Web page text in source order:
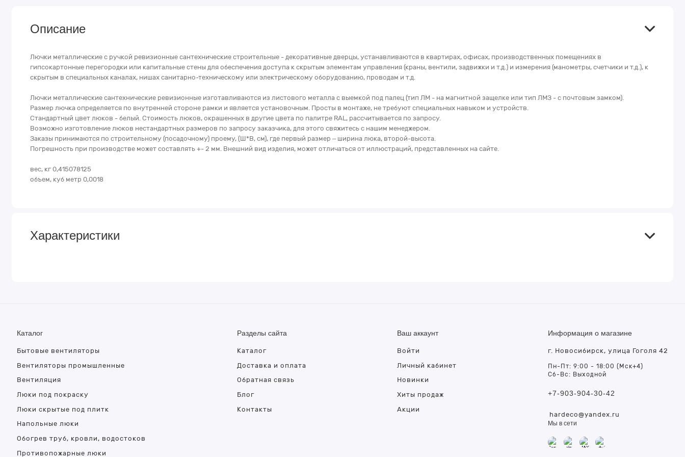
Описание
Лючки металлические с ручкой ревизионные сантехнические строительные - декоративные дверцы, устанавливаются в квартирах, офисах, производственных помещениях в
гипсокартонные перегородки или капитальные стены для обеспечения доступа к скрытым элементам управления (краны, вентили, задвижки и т.д.) и измерения (манометры, счетчики и т.д.), к
скрытым в специальных каналах, нишах санитарно-техническому или электрическому оборудованию, проводам и т.д.
Лючки металлические сантехнические ревизионные изготавливаются из листового металла с выемкой под палец (тип ЛМ - на магнитной защелке или тип ЛМЗ - с почтовым замком).
Размер лючка определяется по внутренней стороне рамки и является установочным. Просты в монтаже, не требуют специальных навыком и устройств.
Стандартный цвет люков - белый. Стоимость люков, окрашенных в другие цвета по палитре RAL, рассчитывается по запросу.
Возможно изготовление люков нестандартных размеров по запросу заказчика, для этого свяжитесь с нашим менеджером.
Заказы принимаются по строительному (посадочному) проему, (Ш*В, см), где первый размер – ширина люка, второй-высота.
Погрешность при производстве может составлять +- 2 мм. Внешний вид изделия, может отличаться от иллюстраций, представленных на сайте.
вес, кг 0,415078125
объем, куб метр 0,0018
Характеристики
Каталог
Бытовые вентиляторы
Вентиляторы промышленные
Вентиляция
Люки под покраску
Люки скрытые под плитк
Напольные люки
Обогрев труб, кровли, водостоков
Противопожарные люки
Разделы сайта
Каталог
Доставка и оплата
Обратная связь
Блог
Контакты
Ваш аккаунт
Войти
Личный кабинет
Новинки
Хиты продаж
Акции
Информация о магазине
г. Новосибирск, улица Гоголя 42
Пн-Пт: 9:00 - 18:00 (Мск+4)
Сб-Вс: Выходной
+7-903-904-30-42
hardeco@yandex.ru
Мы в сети